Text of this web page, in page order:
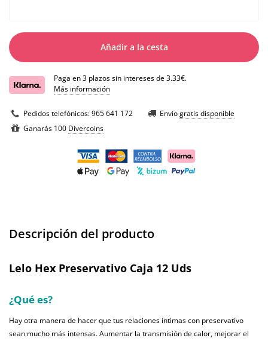
Añadir a la cesta
Paga en 3 plazos sin intereses de 3.33€.
Más información
Pedidos telefónicos:965 641 172 Envíogratis disponible
Ganarás 100 Divercoins
Descripción del producto
Lelo Hex Preservativo Caja 12 Uds
¿Qué es?
Hay otra manera de hacer que tus relaciones íntimas con preservativo
sean mucho más intensas. Aumentar la transmisión de calor, mejorar el